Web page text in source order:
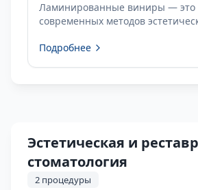
Ламинированные виниры — это
современных методов
внешнего вида передней
Подробнее
Эстетическая и
стоматология
2 процедуры